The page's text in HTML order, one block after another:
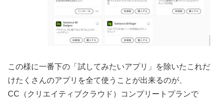
この様に一番下の「試してみたいアプリ」を除いたこれだ
けたくさんのアプリを全て使うことが出来るのが、
CC（クリエイティブクラウド）コンプリートプランで